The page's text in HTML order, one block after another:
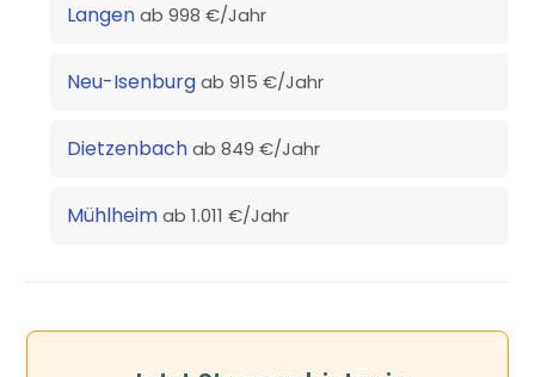
Langen ab 998 €/Jahr
Neu-Isenburg ab 915 €/Jahr
Dietzenbach ab 849 €/Jahr
Mühlheim ab 1.011 €/Jahr